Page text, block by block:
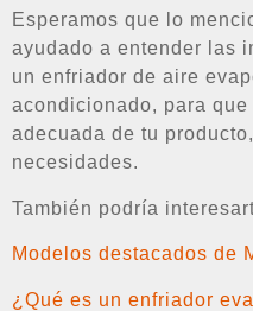
Esperamos que lo
ayudado a entender las
un enfriador de aire
acondicionado, para
adecuada de tu
necesidades.
También podría
Modelos destacados de
¿Qué es un enfriador